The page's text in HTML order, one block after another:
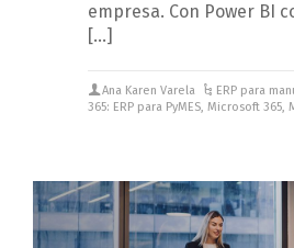
empresa. Con Power BI
[…]
Ana Karen Varela ERP para
365: ERP para PyMES, Microsoft 365,